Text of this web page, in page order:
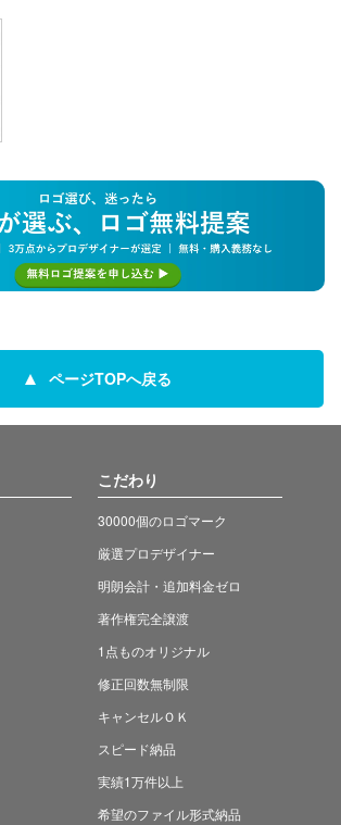
ページTOPへ戻る
こだわり
30000個のロゴマーク
厳選プロデザイナー
明朗会計・追加料金ゼロ
著作権完全譲渡
1点ものオリジナル
修正回数無制限
キャンセルＯＫ
スピード納品
実績1万件以上
希望のファイル形式納品